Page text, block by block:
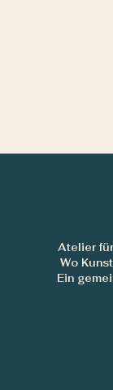
Atelier
Wo
Ein